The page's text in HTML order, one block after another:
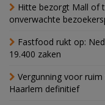
Hitte bezorgt Mall of
onverwachte
Fastfood rukt op:
19.400 zaken
Vergunning voor
Haarlem definitief